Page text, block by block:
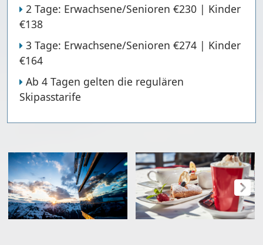
2 Tage: Erwachsene/Senioren €230 | Kinder
€138
3 Tage: Erwachsene/Senioren €274 | Kinder
€164
Ab 4 Tagen gelten die regulären
Skipasstarife